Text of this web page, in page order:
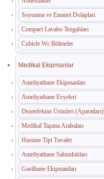
Soyunma ve Emanet Dolapları
Compact Lavabo Tezgahları
Cubicle Wc Bölmeler
Medikal Ekipmanlar
Ameliyathane Ekipmanları
Ameliyathane Evyeleri
Dezenfektan Ürünleri (Aparatları)
Medikal Taşıma Arabaları
Hastane Tipi Tuvalet
Ameliyathane Sabunlukları
Gasilhane Ekipmanları